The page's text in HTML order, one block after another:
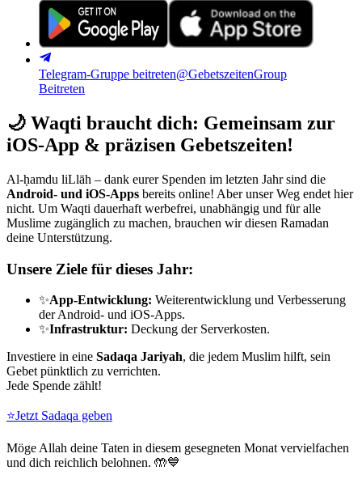
Telegram-Gruppe beitreten@GebetszeitenGroup
Beitreten
🌙 Waqti braucht dich: Gemeinsam zur
iOS-App & präzisen Gebetszeiten!
Al-ḥamdu liLlāh – dank eurer Spenden im letzten Jahr sind die
Android- und iOS-Apps bereits online! Aber unser Weg endet hier
nicht. Um Waqti dauerhaft werbefrei, unabhängig und für alle
Muslime zugänglich zu machen, brauchen wir diesen Ramadan
deine Unterstützung.
Unsere Ziele für dieses Jahr:
✨App-Entwicklung: Weiterentwicklung und Verbesserung
der Android- und iOS-Apps.
✨Infrastruktur: Deckung der Serverkosten.
Investiere in eine Sadaqa Jariyah, die jedem Muslim hilft, sein
Gebet pünktlich zu verrichten.
Jede Spende zählt!
⭐Jetzt Sadaqa geben
Möge Allah deine Taten in diesem gesegneten Monat vervielfachen
und dich reichlich belohnen. 🤲💙